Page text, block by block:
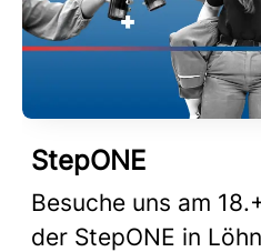
StepONE
Besuche uns am
der StepONE in